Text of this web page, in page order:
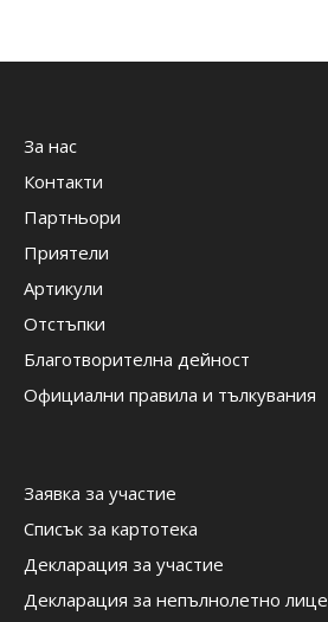
За нас
Контакти
Партньори
Приятели
Артикули
Отстъпки
Благотворителна дейност
Официални правила и тълкувания
Заявка за участие
Списък за картотека
Декларация за участие
Декларация за непълнолетно лице